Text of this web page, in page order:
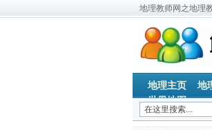
地理教师网之地理
地理主页 地
世界地图